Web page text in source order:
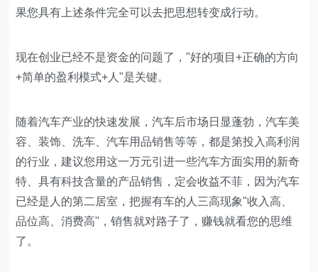
果您具有上述条件完全可以去把思想转变成行动。
现在创业已经不是资金的问题了，"好的项目+正确的方向
+简单的盈利模式+人"是关键。
随着汽车产业的快速发展，汽车后市场日显蓬勃，汽车美
容、装饰、洗车、汽车用品销售等等，都是第投入高利润
的行业，建议您用这一万元引进一些汽车方面实用的新奇
特、具有科技含量的产品销售，定会收益不菲，因为汽车
已经是人的第二居室，把握有车的人三高现象"收入高、
品位高、消费高"，销售就对路子了，赚钱就看您的思维
了。